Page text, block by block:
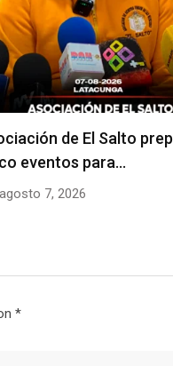
de El Salto
eventos para…
agosto 7, 2026
*